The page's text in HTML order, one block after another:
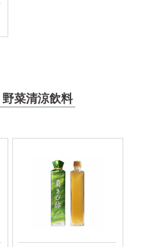
菜清涼飲料